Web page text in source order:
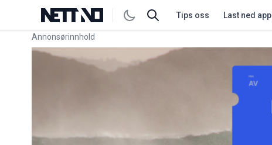
Tips oss Last ned app
Annonsørinnhold
Link for annonse